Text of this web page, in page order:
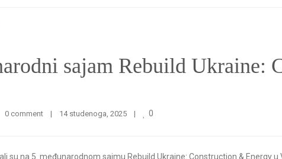
sajam Rebuild Ukraine:
0 comment | 14 studenoga, 2025 | 0
su na 5. međunarodnom sajmu Rebuild Ukraine: Construction & Energy